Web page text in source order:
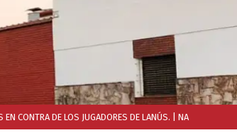
EN CONTRA DE LOS JUGADORES DE LANÚS. | NA